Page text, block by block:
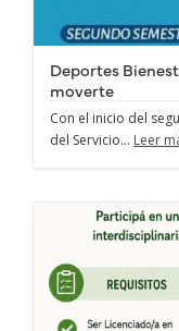
Deportes
moverte
Con el inicio del
del Servicio... Leer